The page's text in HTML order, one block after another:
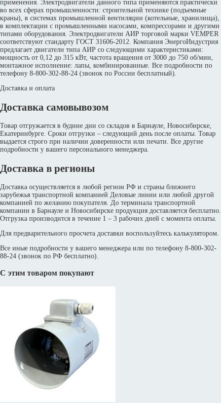
применения. Электродвигатели данного типа применяются практически
во всех сферах промышленности: строительной технике (подъемные
краны), в системах промышленной вентиляции (котельные, хранилища),
в комплектации с промышленными насосами, компрессорами и другими
типами оборудования. Электродвигатели АИР торговой марки VEMPER
соответствуют стандарту ГОСТ 31606-2012. Компания ЭнергоИндустрия
предлагает двигатели типа АИР со следующими характеристиками:
мощность от 0,12 до 315 кВт, частота вращения от 3000 до 750 об/мин,
монтажное исполнение: лапы, комбинированные. Все подробности по
телефону 8-800-302-88-24 (звонок по России бесплатный).
Доставка и оплата
Доставка самовывозом
Товар отгружается в будние дни со складов в Барнауле, Новосибирске,
Екатеринбурге. Сроки отгрузки – следующий день после оплаты. Товар
выдается строго при наличии доверенности или печати. Все другие
подробности у вашего персонального менеджера.
Доставка в регионы
Доставка осуществляется в любой регион РФ и страны ближнего
зарубежья транспортной компанией Деловые линии или любой другой
компанией по желанию покупателя. До терминала транспортной
компании в Барнауле и Новосибирске продукция доставляется бесплатно.
Отгрузка производится в течение 1 – 3 рабочих дней с момента оплаты.
Для предварительного просчета доставки воспользуйтесь калькулятором.
Все иные подробности у вашего менеджера или по телефону 8-800-302-
88-24 (звонок по РФ бесплатно).
С этим товаром покупают